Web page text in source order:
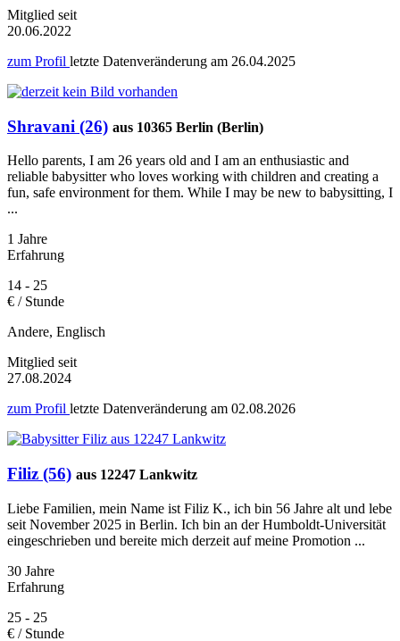
Mitglied seit
20.06.2022
zum Profil letzte Datenveränderung am 26.04.2025
Shravani (26) aus 10365 Berlin (Berlin)
Hello parents, I am 26 years old and I am an enthusiastic and
reliable babysitter who loves working with children and creating a
fun, safe environment for them. While I may be new to babysitting, I
...
1 Jahre
Erfahrung
14 - 25
€ / Stunde
Andere, Englisch
Mitglied seit
27.08.2024
zum Profil letzte Datenveränderung am 02.08.2026
Filiz (56) aus 12247 Lankwitz
Liebe Familien, mein Name ist Filiz K., ich bin 56 Jahre alt und lebe
seit November 2025 in Berlin. Ich bin an der Humboldt-Universität
eingeschrieben und bereite mich derzeit auf meine Promotion ...
30 Jahre
Erfahrung
25 - 25
€ / Stunde